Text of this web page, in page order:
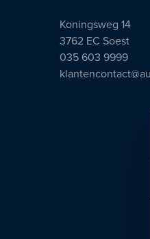
Koningsweg 14
3762 EC Soest
035 603 9999